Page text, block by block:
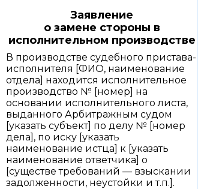
Заявление
о замене стороны в
исполнительном производстве
В производстве судебного пристава-
исполнителя [ФИО, наименование
отдела] находится исполнительное
производство № [номер] на
основании исполнительного листа,
выданного Арбитражным судом
[указать субъект] по делу № [номер
дела], по иску [указать
наименование истца] к [указать
наименование ответчика] о
[существе требований — взыскании
задолженности, неустойки и т.п.].